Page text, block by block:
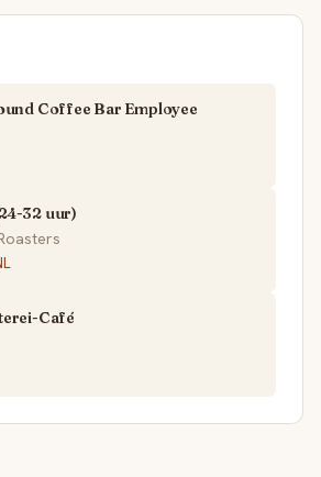
Coffee Bar Employee
32 uur)
Café